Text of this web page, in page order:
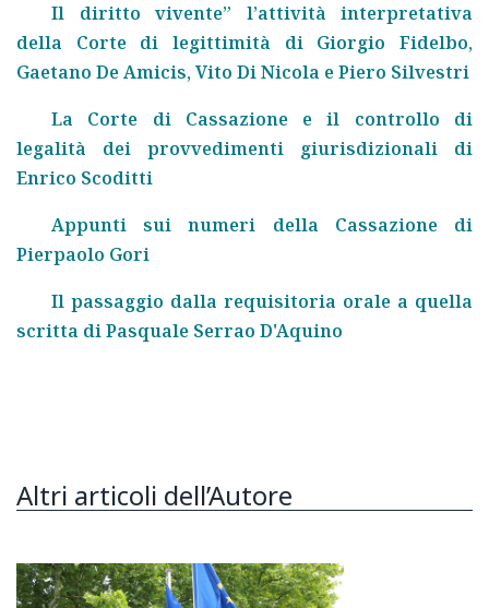
Il diritto vivente” l’attività interpretativa
della Corte di legittimità di Giorgio Fidelbo,
Gaetano De Amicis, Vito Di Nicola e Piero Silvestri
La Corte di Cassazione e il controllo di
legalità dei provvedimenti giurisdizionali di
Enrico Scoditti
Appunti sui numeri della Cassazione di
Pierpaolo Gori
Il passaggio dalla requisitoria orale a quella
scritta di Pasquale Serrao D'Aquino
Altri articoli dell’Autore